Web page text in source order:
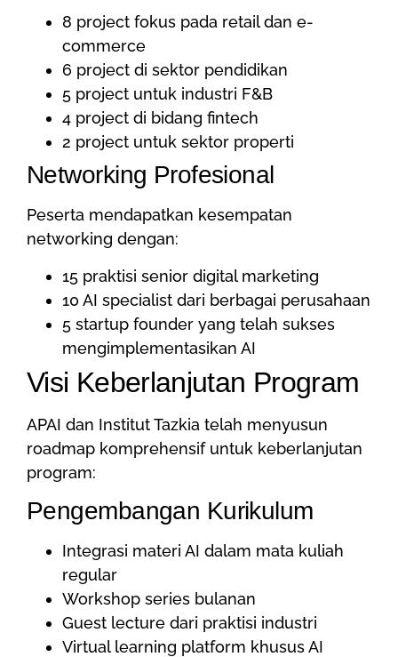
8 project fokus pada retail dan e-
commerce
6 project di sektor pendidikan
5 project untuk industri F&B
4 project di bidang fintech
2 project untuk sektor properti
Networking Profesional
Peserta mendapatkan kesempatan
networking dengan:
15 praktisi senior digital marketing
10 AI specialist dari berbagai perusahaan
5 startup founder yang telah sukses
mengimplementasikan AI
Visi Keberlanjutan Program
APAI dan Institut Tazkia telah menyusun
roadmap komprehensif untuk keberlanjutan
program:
Pengembangan Kurikulum
Integrasi materi AI dalam mata kuliah
regular
Workshop series bulanan
Guest lecture dari praktisi industri
Virtual learning platform khusus AI